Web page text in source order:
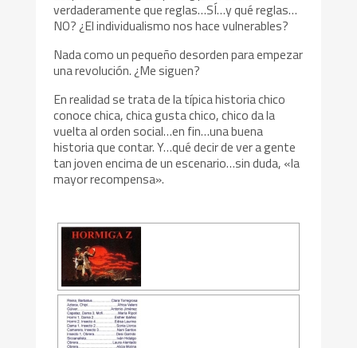
verdaderamente que reglas…SÍ…y qué reglas…
NO? ¿El individualismo nos hace vulnerables?
Nada como un pequeño desorden para empezar
una revolución. ¿Me siguen?
En realidad se trata de la típica historia chico
conoce chica, chica gusta chico, chico da la
vuelta al orden social…en fin…una buena
historia que contar. Y…qué decir de ver a gente
tan joven encima de un escenario…sin duda, «la
mayor recompensa».